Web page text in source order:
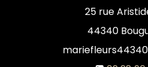
25 rue
44340